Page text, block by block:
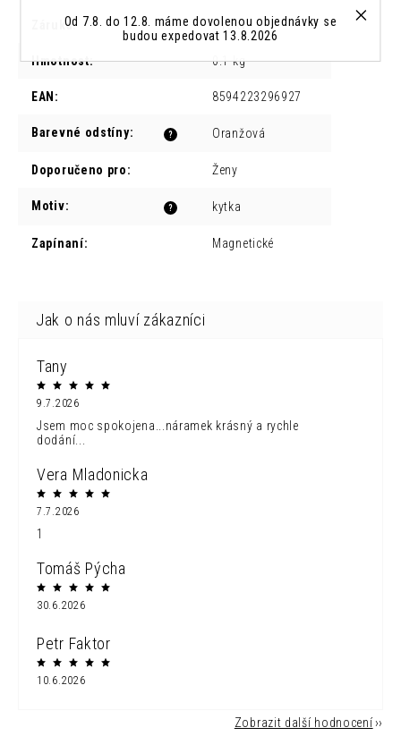
Od 7.8. do 12.8. máme dovolenou objednávky se
budou expedovat 13.8.2026
Záruka: 2 roky
Hmotnost: 0.1 kg
EAN : 8594223296927
?
Barevné odstíny: Oranžová
Doporučeno pro: Ženy
?
Motiv: kytka
Zapínaní: Magnetické
Tany
9.7.2026
Jsem moc spokojena...náramek krásný a rychle
dodání...
Vera Mladonicka
7.7.2026
1
Tomáš Pýcha
30.6.2026
Petr Faktor
10.6.2026
Zobrazit další hodnocení